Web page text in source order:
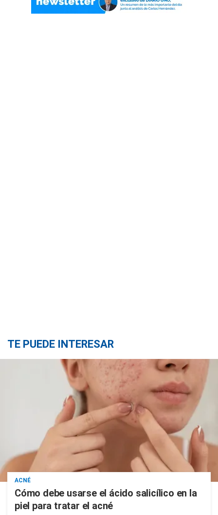
TE PUEDE INTERESAR
ACNÉ
Cómo debe usarse el ácido salicílico en la
piel para tratar el acné